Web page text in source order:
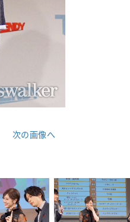
次の画像へ